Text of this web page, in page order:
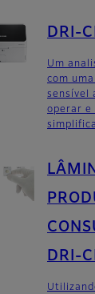
DRI-
Um
com
sensível
operar e
DRI-